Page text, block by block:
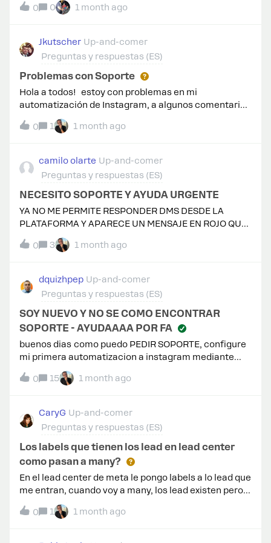
“Suscripciones”?Gracias por cualquier insight.
activas e incluso mis mensajes manuales a mis
está pasando o podría ayudarme?
0 0 1 month ago
Jkutscher Up-and-comer
Preguntas y respuestas (ES)
Problemas con Soporte
Hola a todos! estoy con problemas en mi
automatización de Instagram, a algunos comentarios
les responde y les manda el DM y a otros
simplemente los ignora. (Lo tengo configurado para
enviando la información a todos.)Resulta que escribir
al chat de ayuda, me asignaron un ticket y me
escribieron por correo pero al intentar responder al
correo (me piden alguna información) el correo de
soporte (support@team.manychat.com) me rebota y
me dice que no existe.Me podrían dar una mano?
0 1 1 month ago
camilo olarte Up-and-comer
Preguntas y respuestas (ES)
NECESITO SOPORTE Y AYUDA URGENTE
YA NO ME PERMITE RESPONDER DMS DESDE LA
PLATAFORMA Y APARECE UN MENSAJE EN ROJO QUE
ME DEBO DE CONTACTAR CON EL EQUIPO DE
SOPORTE.
0 3 1 month ago
dquizhpep Up-and-comer
Preguntas y respuestas (ES)
SOY NUEVO Y NO SE COMO ENCONTRAR
SOPORTE - AYUDAAAA POR FA
buenos dias como puedo PEDIR SOPORTE, configure
mi primera automatizacion a instagram mediante
mensajes y que lance mensajes al DM, aunque hice
prueba sy al parecer si funciona revisando con vista
cobrando y no funciona correctamente NO HAY
SOPORTE, solo unirse a la comunidad o ver
respuestas de un robot AYUDA, como hago que me
brinde soporte de mi automatiacion
0 15 1 month ago
CaryG Up-and-comer
Preguntas y respuestas (ES)
Los labels que tienen los lead en lead center
como pasan a many?
En el lead center de meta le pongo labels a lo lead que
me entran, cuando voy a many, los lead existen pero
no se de k ads o instant form vienen, ni tienen la label
que ya les puese en meta? Tengo que hacerlo a
0 1 1 month ago